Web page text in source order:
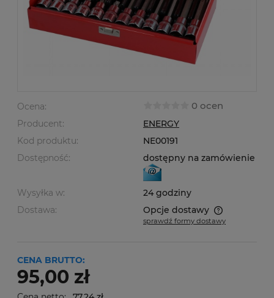
Ocena: 0 ocen
Producent:
ENERGY
Kod produktu:
NE00191
Dostępność:
dostępny na zamówienie
Wysyłka w:
24 godziny
Dostawa:
Opcje dostawy
Cena nie zawiera ewentualnych kosztów płatności
sprawdź formy dostawy
CENA BRUTTO:
95,00 zł